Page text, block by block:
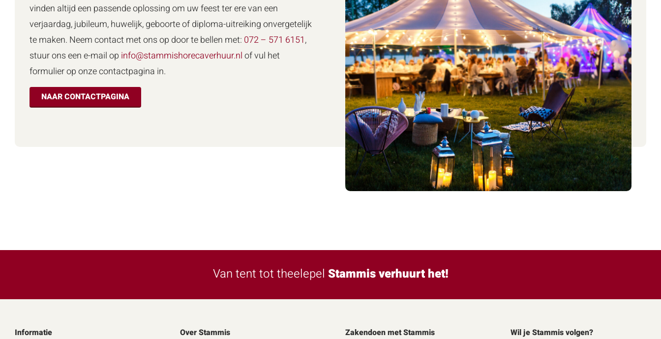
vinden altijd een passende oplossing om uw feest ter ere van een
verjaardag, jubileum, huwelijk, geboorte of diploma-uitreiking onvergetelijk
te maken. Neem contact met ons op door te bellen met: 072 – 571 6151,
stuur ons een e-mail op info@stammishorecaverhuur.nlof vul het
formulier op onze contactpagina in.
NAAR CONTACTPAGINA
Van tent tot theelepel Stammis verhuurt het!
Informatie Over Stammis Zakendoen met Stammis Wil je Stammis volgen?